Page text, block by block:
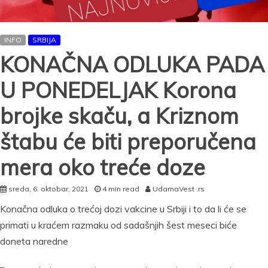
INFO SRBIJA
KONAČNA ODLUKA PADA
U PONEDELJAK Korona
brojke skaču, a Kriznom
štabu će biti preporučena
mera oko treće doze
sreda, 6. oktobar, 2021 4 min read UdarnaVest .rs
Konačna odluka o trećoj dozi vakcine u Srbiji i to da li će se
primati u kraćem razmaku od sadašnjih šest meseci biće
doneta naredne